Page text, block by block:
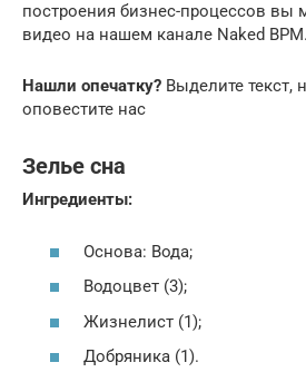
построения бизнес-процессов вы
видео на нашем канале Naked BPM.
Нашли опечатку? Выделите текст,
оповестите нас
Зелье сна
Ингредиенты:
Основа: Вода;
Водоцвет (3);
Жизнелист (1);
Добряника (1).